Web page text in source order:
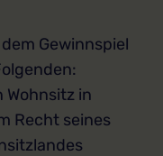
Gewinnspiel
Wohnsitz in
Recht seines